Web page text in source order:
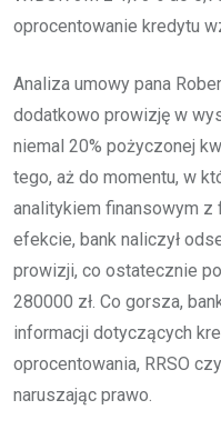
oprocentowanie kredytu
Analiza umowy pana
dodatkowo prowizję w
niemal 20% pożyczonej
tego, aż do momentu, w
analitykiem finansowym z
efekcie, bank naliczył
prowizji, co ostatecznie
280000 zł. Co gorsza,
informacji dotyczących
oprocentowania, RRSO
naruszając prawo.